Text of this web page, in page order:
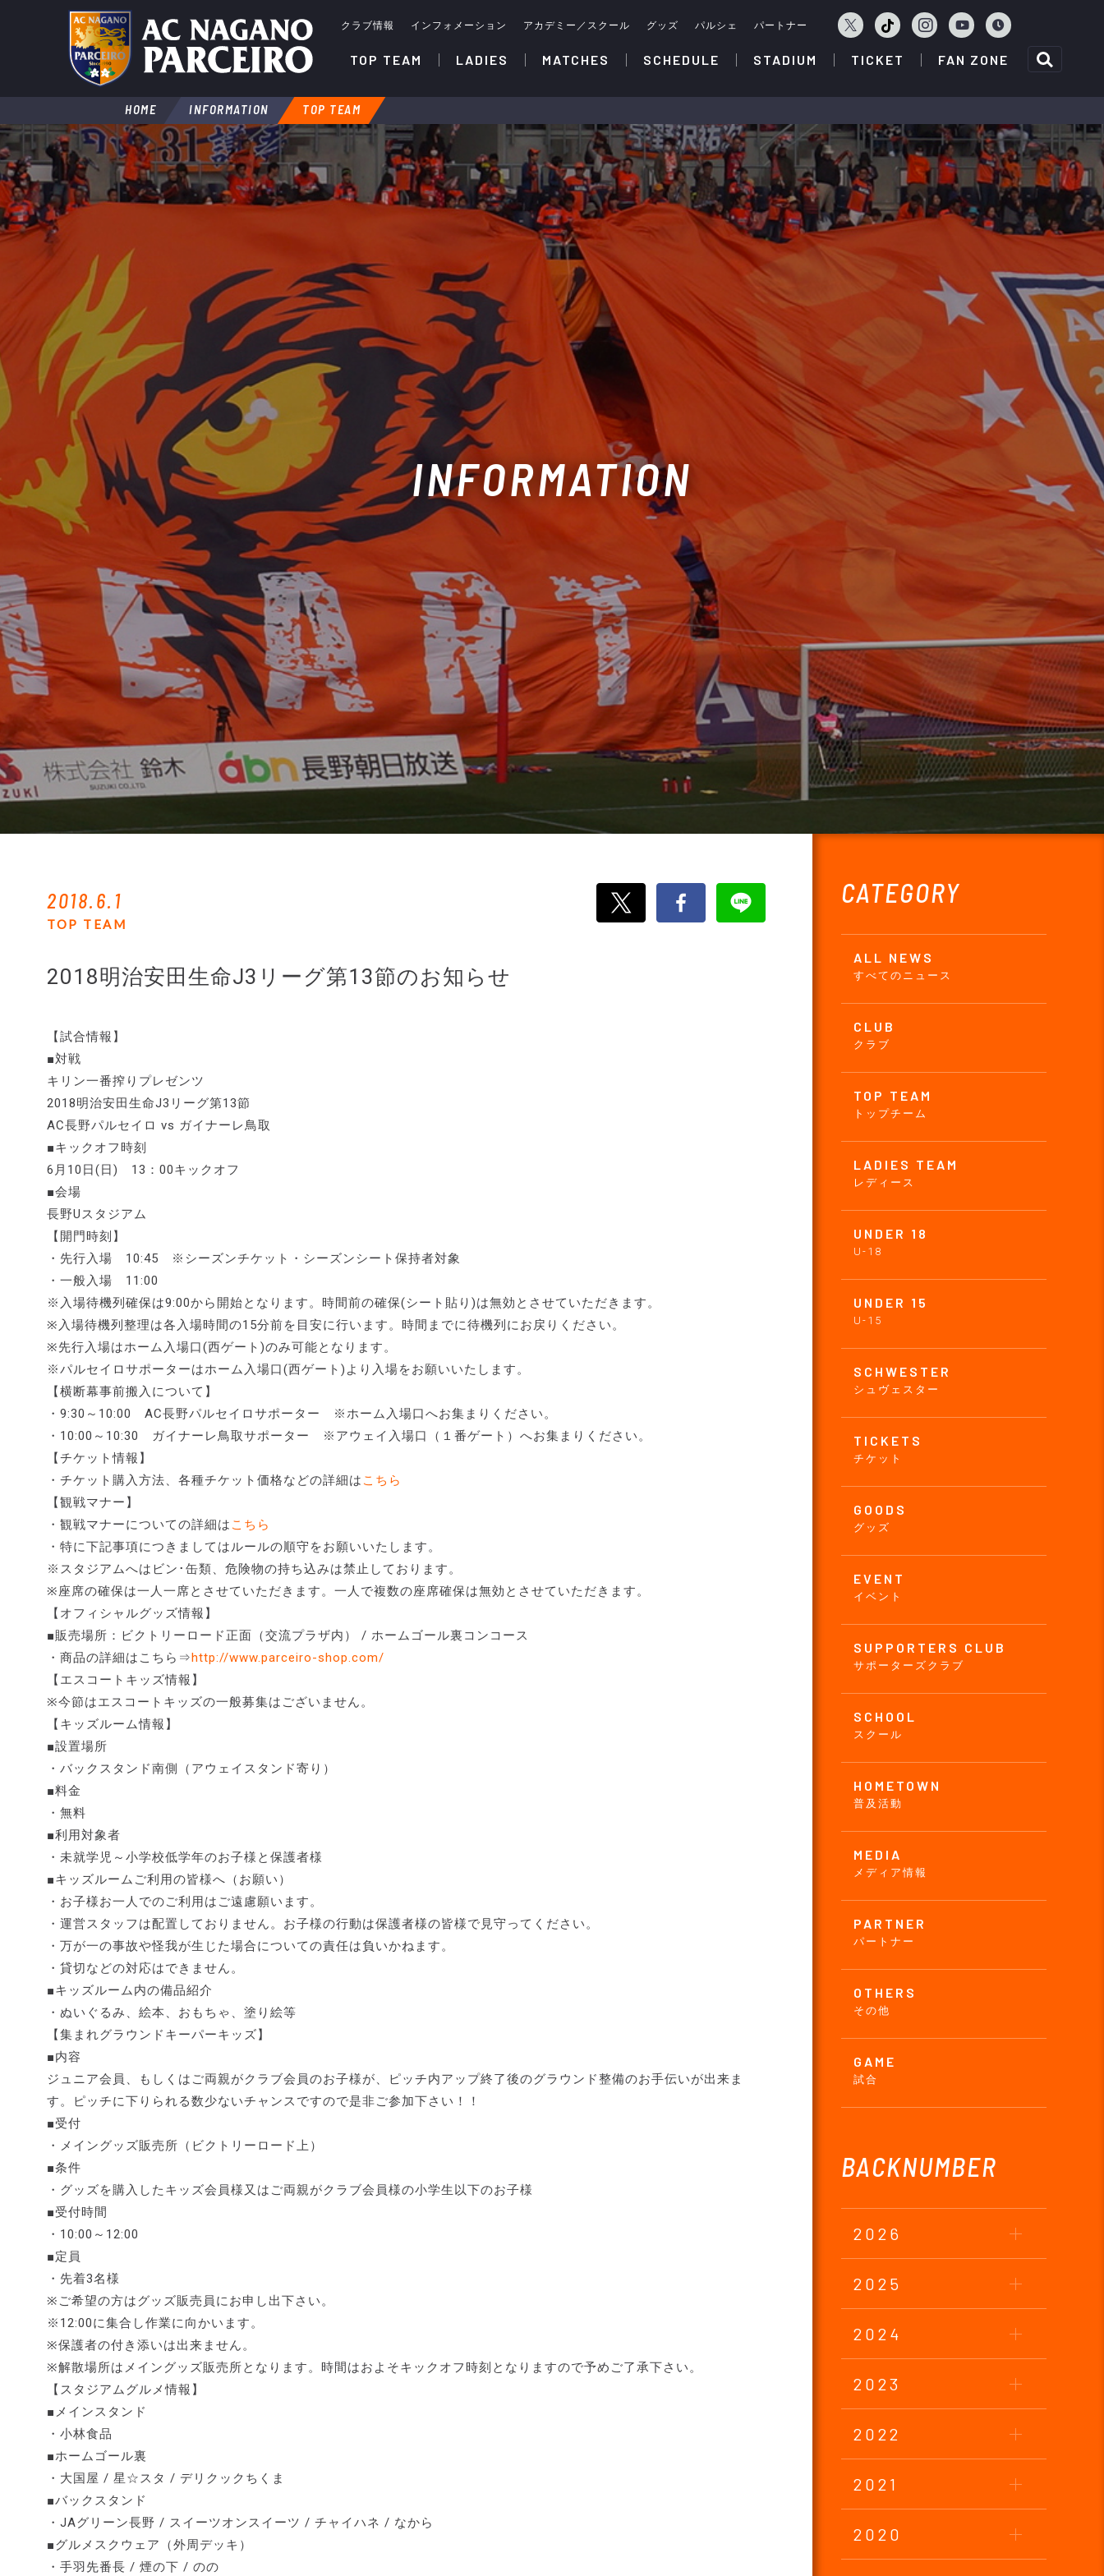
クラブ情報 インフォメーション アカデミー／スクール グッズ パルシェ パートナー
TOP TEAM LADIES MATCHES SCHEDULE STADIUM TICKET FAN ZONE
HOME INFORMATION TOP TEAM
INFORMATION
CATEGORY
ALL NEWS
すべてのニュース
CLUB
クラブ
TOP TEAM
トップチーム
LADIES TEAM
レディース
UNDER 18
U-18
UNDER 15
U-15
SCHWESTER
シュヴェスター
TICKETS
チケット
GOODS
グッズ
EVENT
イベント
SUPPORTERS CLUB
サポーターズクラブ
SCHOOL
スクール
HOMETOWN
普及活動
MEDIA
メディア情報
PARTNER
パートナー
OTHERS
その他
GAME
試合
BACKNUMBER
2026
2025
2024
2023
2022
2021
2020
2018.6.1
TOP TEAM
2018明治安田生命J3リーグ第13節のお知らせ
【試合情報】
■対戦
キリン一番搾りプレゼンツ
2018明治安田生命J3リーグ第13節
AC長野パルセイロ vs ガイナーレ鳥取
■キックオフ時刻
6月10日(日) 13：00キックオフ
■会場
長野Uスタジアム
【開門時刻】
・先行入場 10:45 ※シーズンチケット・シーズンシート保持者対象
・一般入場 11:00
※入場待機列確保は9:00から開始となります。時間前の確保(シート貼り)は無効とさせていただきます。
※入場待機列整理は各入場時間の15分前を目安に行います。時間までに待機列にお戻りください。
※先行入場はホーム入場口(西ゲート)のみ可能となります。
※パルセイロサポーターはホーム入場口(西ゲート)より入場をお願いいたします。
【横断幕事前搬入について】
・9:30～10:00 AC長野パルセイロサポーター ※ホーム入場口へお集まりください。
・10:00～10:30 ガイナーレ鳥取サポーター ※アウェイ入場口（１番ゲート）へお集まりください。
【チケット情報】
・チケット購入方法、各種チケット価格などの詳細は こちら
【観戦マナー】
・観戦マナーについての詳細は こちら
・特に下記事項につきましてはルールの順守をお願いいたします。
※スタジアムへはビン･缶類、危険物の持ち込みは禁止しております。
※座席の確保は一人一席とさせていただきます。一人で複数の座席確保は無効とさせていただきます。
【オフィシャルグッズ情報】
■販売場所：ビクトリーロード正面（交流プラザ内） / ホームゴール裏コンコース
・商品の詳細はこちら⇒http://www.parceiro-shop.com/
【エスコートキッズ情報】
※今節はエスコートキッズの一般募集はございません。
【キッズルーム情報】
■設置場所
・バックスタンド南側（アウェイスタンド寄り）
■料金
・無料
■利用対象者
・未就学児～小学校低学年のお子様と保護者様
■キッズルームご利用の皆様へ（お願い）
・お子様お一人でのご利用はご遠慮願います。
・運営スタッフは配置しておりません。お子様の行動は保護者様の皆様で見守ってください。
・万が一の事故や怪我が生じた場合についての責任は負いかねます。
・貸切などの対応はできません。
■キッズルーム内の備品紹介
・ぬいぐるみ、絵本、おもちゃ、塗り絵等
【集まれグラウンドキーパーキッズ】
■内容
ジュニア会員、もしくはご両親がクラブ会員のお子様が、ピッチ内アップ終了後のグラウンド整備のお手伝いが出来ま
す。ピッチに下りられる数少ないチャンスですので是非ご参加下さい！！
■受付
・メイングッズ販売所（ビクトリーロード上）
■条件
・グッズを購入したキッズ会員様又はご両親がクラブ会員様の小学生以下のお子様
■受付時間
・10:00～12:00
■定員
・先着3名様
※ご希望の方はグッズ販売員にお申し出下さい。
※12:00に集合し作業に向かいます。
※保護者の付き添いは出来ません。
※解散場所はメイングッズ販売所となります。時間はおよそキックオフ時刻となりますので予めご了承下さい。
【スタジアムグルメ情報】
■メインスタンド
・小林食品
■ホームゴール裏
・大国屋 / 星☆スタ / デリクックちくま
■バックスタンド
・JAグリーン長野 / スイーツオンスイーツ / チャイハネ / なから
■グルメスクウェア（外周デッキ）
・手羽先番長 / 煙の下 / のの